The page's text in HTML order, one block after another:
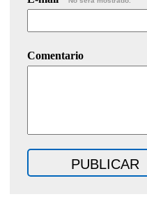
Comentario